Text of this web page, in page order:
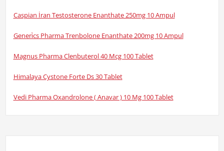
Caspian İran Testosterone Enanthate 250mg 10 Ampul
Generi̇cs Pharma Trenbolone Enanthate 200mg 10 Ampul
Magnus Pharma Clenbuterol 40 Mcg 100 Tablet
Himalaya Cystone Forte Ds 30 Tablet
Vedi Pharma Oxandrolone ( Anavar ) 10 Mg 100 Tablet